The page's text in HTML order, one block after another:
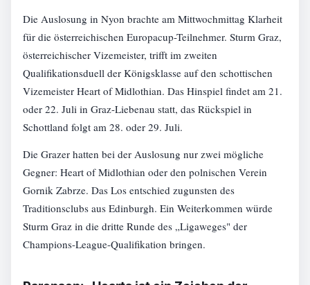
Die Auslosung in Nyon brachte am Mittwochmittag Klarheit
für die österreichischen Europacup-Teilnehmer. Sturm Graz,
österreichischer Vizemeister, trifft im zweiten
Qualifikationsduell der Königsklasse auf den schottischen
Vizemeister Heart of Midlothian. Das Hinspiel findet am 21.
oder 22. Juli in Graz-Liebenau statt, das Rückspiel in
Schottland folgt am 28. oder 29. Juli.
Die Grazer hatten bei der Auslosung nur zwei mögliche
Gegner: Heart of Midlothian oder den polnischen Verein
Gornik Zabrze. Das Los entschied zugunsten des
Traditionsclubs aus Edinburgh. Ein Weiterkommen würde
Sturm Graz in die dritte Runde des „Ligaweges" der
Champions-League-Qualifikation bringen.